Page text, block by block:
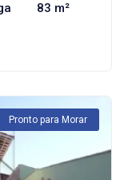
83 m²
Pronto para Morar